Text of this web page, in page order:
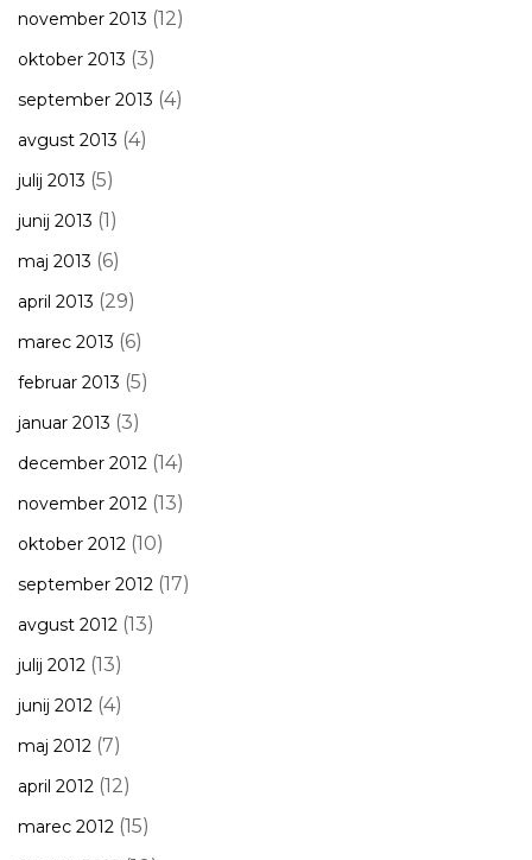
november 2013 (12)
oktober 2013 (3)
september 2013 (4)
avgust 2013 (4)
julij 2013 (5)
junij 2013 (1)
maj 2013 (6)
april 2013 (29)
marec 2013 (6)
februar 2013 (5)
januar 2013 (3)
december 2012 (14)
november 2012 (13)
oktober 2012 (10)
september 2012 (17)
avgust 2012 (13)
julij 2012 (13)
junij 2012 (4)
maj 2012 (7)
april 2012 (12)
marec 2012 (15)